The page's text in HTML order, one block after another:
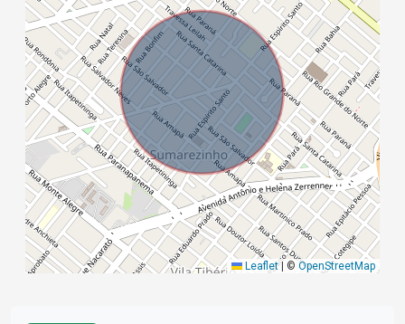
Leaflet | © OpenStreetMap